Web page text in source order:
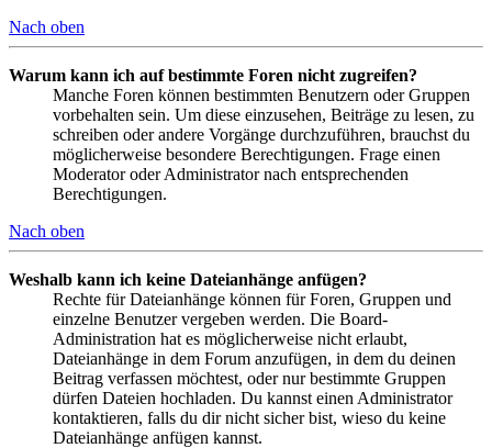
Nach oben
Warum kann ich auf bestimmte Foren nicht zugreifen?
Manche Foren können bestimmten Benutzern oder Gruppen
vorbehalten sein. Um diese einzusehen, Beiträge zu lesen, zu
schreiben oder andere Vorgänge durchzuführen, brauchst du
möglicherweise besondere Berechtigungen. Frage einen
Moderator oder Administrator nach entsprechenden
Berechtigungen.
Nach oben
Weshalb kann ich keine Dateianhänge anfügen?
Rechte für Dateianhänge können für Foren, Gruppen und
einzelne Benutzer vergeben werden. Die Board-
Administration hat es möglicherweise nicht erlaubt,
Dateianhänge in dem Forum anzufügen, in dem du deinen
Beitrag verfassen möchtest, oder nur bestimmte Gruppen
dürfen Dateien hochladen. Du kannst einen Administrator
kontaktieren, falls du dir nicht sicher bist, wieso du keine
Dateianhänge anfügen kannst.